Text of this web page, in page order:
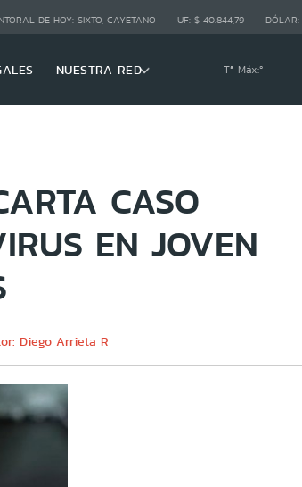
DE HOY: SIXTO, CAYETANO UF: $ 40.844,79 DÓLAR:
NUESTRA RED Tª Máx:º
CASO
EN JOVEN
Diego Arrieta R